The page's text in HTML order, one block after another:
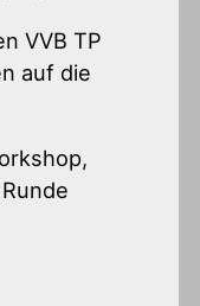
VVB TP
auf die